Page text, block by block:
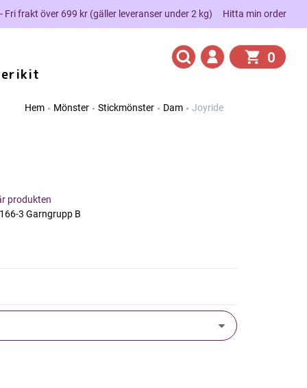
Fri frakt över 699 kr (gäller leveranser under 2 kg) Hitta min order
0
Hem Mönster Stickmönster Dam Joyride
produkten
3 Garngrupp B